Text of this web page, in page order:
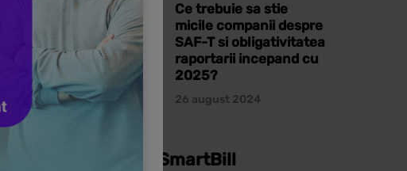
Ce trebuie sa stie
micile companii despre
SAF-T si obligativitatea
raportarii incepand cu
2025?
26 august 2024
Urmareste SmartBill